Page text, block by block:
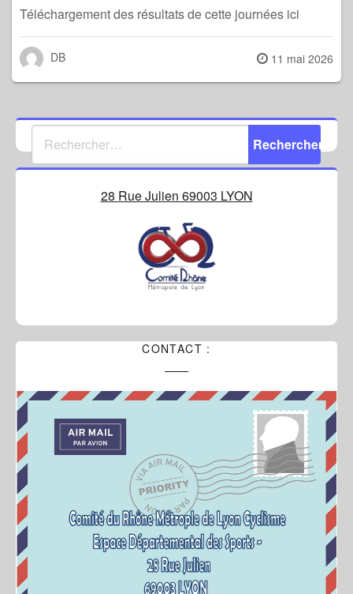
Téléchargement des résultats de cette journées ici
DB
Posted
11 mai 2026
28 Rue Julien 69003 LYON
CONTACT :